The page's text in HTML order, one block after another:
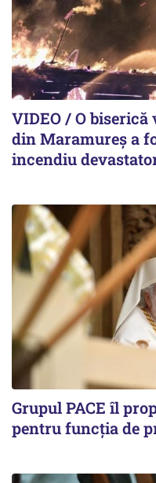
VIDEO / O biserică
din Maramureș a
incendiu
Grupul PACE îl
pentru funcția de